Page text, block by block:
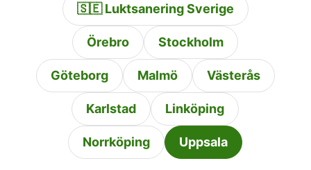
🇸🇪 Luktsanering Sverige
Örebro Stockholm
Göteborg Malmö Västerås
Karlstad Linköping
Norrköping Uppsala